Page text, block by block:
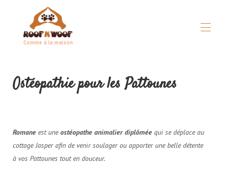
Comme à la maison
Concept
▾
Alle eigendommen
Bij noodgevallen
Partners
Ostéopathie pour les Pattounes
Romane est uneostéopathe animalier diplômée qui se déplace au
cottage Jasper afin de venir soulager ou apporter une belle détente
à vos Pattounes tout en douceur.